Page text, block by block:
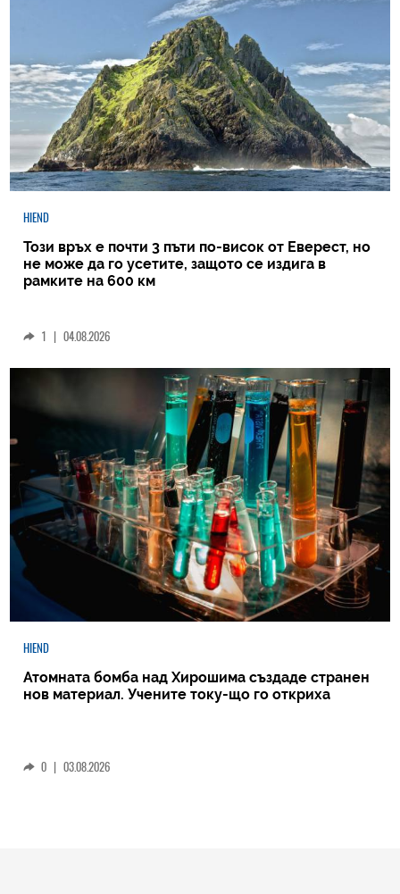
HIEND
Този връх е почти 3 пъти по-висок от Еверест, но
не може да го усетите, защото се издига в
рамките на 600 км
1 | 04.08.2026
HIEND
Атомната бомба над Хирошима създаде странен
нов материал. Учените току-що го откриха
0 | 03.08.2026